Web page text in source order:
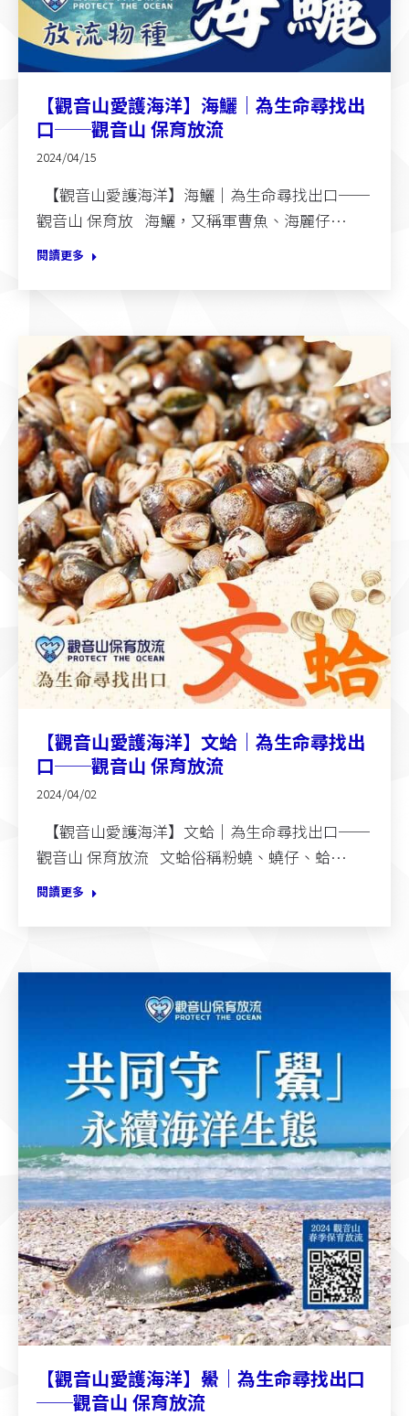
【觀音山愛護海洋】海鱺｜為生命尋找出
口──觀音山 保育放流
2024/04/15
【觀音山愛護海洋】海鱺｜為生命尋找出口──
觀音山 保育放 海鱺，又稱軍曹魚、海麗仔…
閱讀更多
【觀音山愛護海洋】文蛤｜為生命尋找出
口──觀音山 保育放流
2024/04/02
【觀音山愛護海洋】文蛤｜為生命尋找出口──
觀音山 保育放流 文蛤俗稱粉蟯、蟯仔、蛤…
閱讀更多
【觀音山愛護海洋】鱟｜為生命尋找出口
──觀音山 保育放流